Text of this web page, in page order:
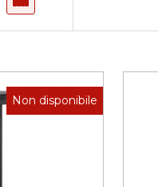
Non disponibile